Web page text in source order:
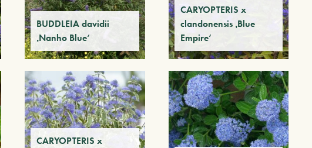
BUDDLEIA davidii
‚Nanho Blue‘
CARYOPTERIS x
clandonensis ‚Blue
Empire‘
CARYOPTERIS x